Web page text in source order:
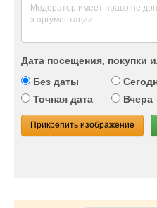
Дата посещения, покупки
Без даты
Точная дата
Вчера
Прикрепить изображение